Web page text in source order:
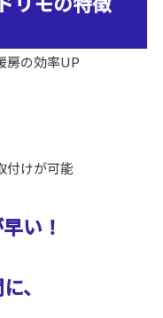
房の効率UP
付けが可能
い！
、